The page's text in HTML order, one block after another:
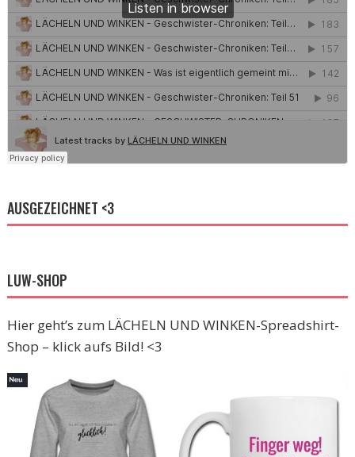
AUSGEZEICHNET <3
LUW-SHOP
Hier geht’s zum LÄCHELN UND WINKEN-Spreadshirt-
Shop – klick aufs Bild! <3